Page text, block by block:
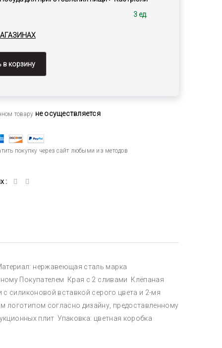
3 ед.
в корзину
товару не осуществляется
покупку через сайт любыми из методов
:
нержавеющая сталь марка
Покупателем Края с 2 сливами Клёпаная
силиконовой вставкой серого цвета и 2-мя
согласно дизайну, предоставленному
плит Упаковка: цветная коробка